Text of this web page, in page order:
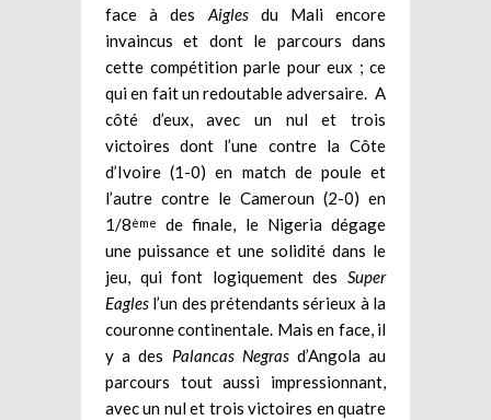
face à des Aiglesdu Mali encore
invaincus et dont le parcours dans
cette compétition parle pour eux ; ce
qui en fait un redoutable adversaire. A
côté d’eux, avec un nul et trois
victoires dont l’une contre la Côte
d’Ivoire (1-0) en match de poule et
l’autre contre le Cameroun (2-0) en
1/8ème
de finale, le Nigeria dégage
une puissance et une solidité dans le
jeu, qui font logiquement des Super
Eagles l’un des prétendants sérieux à la
couronne continentale. Mais en face, il
y a des Palancas Negrasd’Angola au
parcours tout aussi impressionnant,
avec un nul et trois victoires en quatre